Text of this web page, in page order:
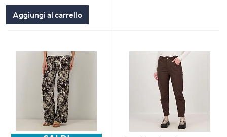
5
Stars
Aggiungi al carrello